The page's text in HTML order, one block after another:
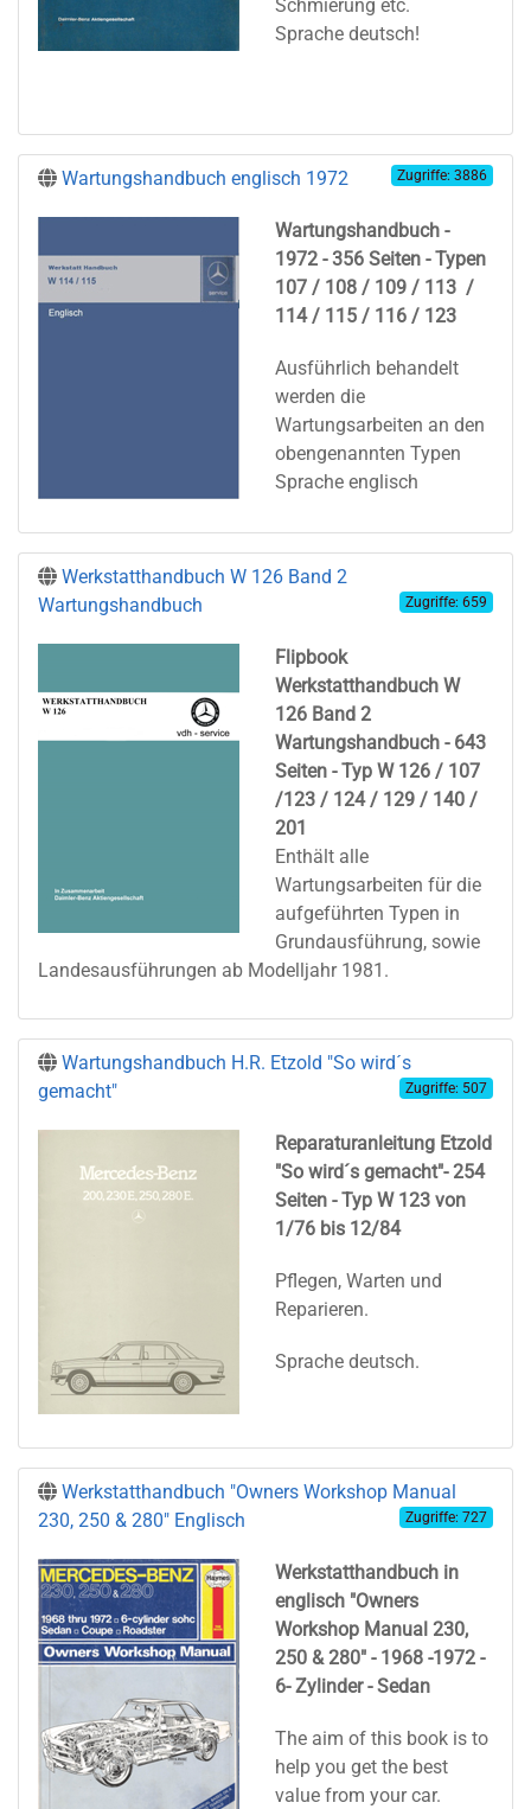
Schmierung etc.
Sprache deutsch!
Wartungshandbuch englisch 1972 Zugriffe: 3886
Wartungshandbuch -
1972 - 356 Seiten - Typen
107 / 108 / 109 / 113 /
114 / 115 / 116 / 123
Ausführlich behandelt
werden die
Wartungsarbeiten an den
obengenannten Typen
Sprache englisch
Werkstatthandbuch W 126 Band 2
Wartungshandbuch
Zugriffe: 659
Flipbook
Werkstatthandbuch W
126 Band 2
Wartungshandbuch - 643
Seiten - Typ W 126 / 107
/123 / 124 / 129 / 140 /
201
Enthält alle
Wartungsarbeiten für die
aufgeführten Typen in
Grundausführung, sowie
Landesausführungen ab Modelljahr 1981.
Wartungshandbuch H.R. Etzold "So wird´s
gemacht"
Zugriffe: 507
Reparaturanleitung Etzold
"So wird´s gemacht"- 254
Seiten - Typ W 123 von
1/76 bis 12/84
Pflegen, Warten und
Reparieren.
Sprache deutsch.
Werkstatthandbuch "Owners Workshop Manual
230, 250 & 280" Englisch
Zugriffe: 727
Werkstatthandbuch in
englisch "Owners
Workshop Manual 230,
250 & 280" - 1968 -1972 -
6- Zylinder - Sedan
The aim of this book is to
help you get the best
value from your car.